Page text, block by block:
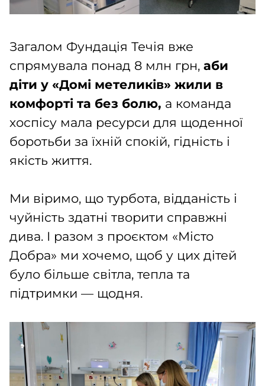
Загалом Фундація Течія вже
спрямувала понад 8 млн грн, аби
діти у «Домі метеликів» жили в
комфорті та без болю, а команда
хоспісу мала ресурси для щоденної
боротьби за їхній спокій, гідність і
якість життя.
Ми віримо, що турбота, відданість і
чуйність здатні творити справжні
дива. І разом з проєктом «Місто
Добра» ми хочемо, щоб у цих дітей
було більше світла, тепла та
підтримки — щодня.